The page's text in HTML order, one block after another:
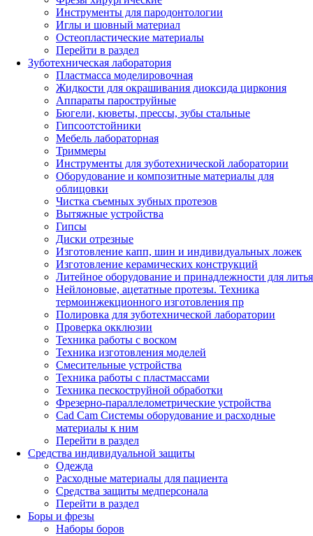
Инструменты для пародонтологии
Иглы и шовный материал
Остеопластические материалы
Перейти в раздел
Зуботехническая лаборатория
Пластмасса моделировочная
Жидкости для окрашивания диоксида циркония
Аппараты пароструйные
Бюгели, кюветы, прессы, зубы стальные
Гипсоотстойники
Мебель лабораторная
Триммеры
Инструменты для зуботехнической лаборатории
Оборудование и композитные материалы для
облицовки
Чистка съемных зубных протезов
Вытяжные устройства
Гипсы
Диски отрезные
Изготовление капп, шин и индивидуальных ложек
Изготовление керамических конструкций
Литейное оборудование и принадлежности для литья
Нейлоновые, ацетатные протезы. Техника
термоинжекционного изготовления пр
Полировка для зуботехнической лаборатории
Проверка окклюзии
Техника работы с воском
Техника изготовления моделей
Смесительные устройства
Техника работы с пластмассами
Техника пескоструйной обработки
Фрезерно-параллелометрические устройства
Cad Cam Системы оборудование и расходные
материалы к ним
Перейти в раздел
Средства индивидуальной защиты
Одежда
Расходные материалы для пациента
Средства защиты медперсонала
Перейти в раздел
Боры и фрезы
Наборы боров